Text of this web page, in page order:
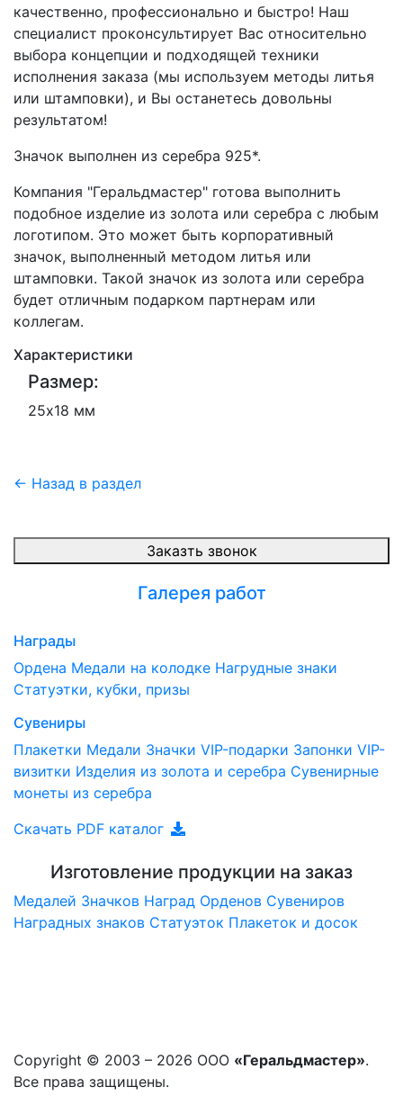
качественно, профессионально и быстро! Наш
специалист проконсультирует Вас относительно
выбора концепции и подходящей техники
исполнения заказа (мы используем методы литья
или штамповки), и Вы останетесь довольны
результатом!
Значок выполнен из серебра 925*.
Компания "Геральдмастер" готова выполнить
подобное изделие из золота или серебра с любым
логотипом. Это может быть корпоративный
значок, выполненный методом литья или
штамповки. Такой значок из золота или серебра
будет отличным подарком партнерам или
коллегам.
Характеристики
Размер:
25х18 мм
← Назад в раздел
Заказть звонок
Галерея работ
Награды
Ордена Медали на колодке Нагрудные знаки
Статуэтки, кубки, призы
Сувениры
Плакетки Медали Значки VIP-подарки Запонки VIP-
визитки Изделия из золота и серебра Сувенирные
монеты из серебра
Скачать PDF каталог
Изготовление продукции на заказ
Медалей Значков Наград Орденов Сувениров
Наградныx знаков Статуэток Плакеток и досок
Copyright © 2003 – 2026 ООО «Геральдмастер».
Все права защищены.